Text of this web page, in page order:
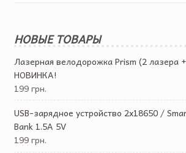
НОВЫЕ ТОВАРЫ
Лазерная велодорожка Prism (2 лазера
НОВИНКА!
199 грн.
USB-зарядное устройство 2х18650 /
Bank 1.5A 5V
199 грн.